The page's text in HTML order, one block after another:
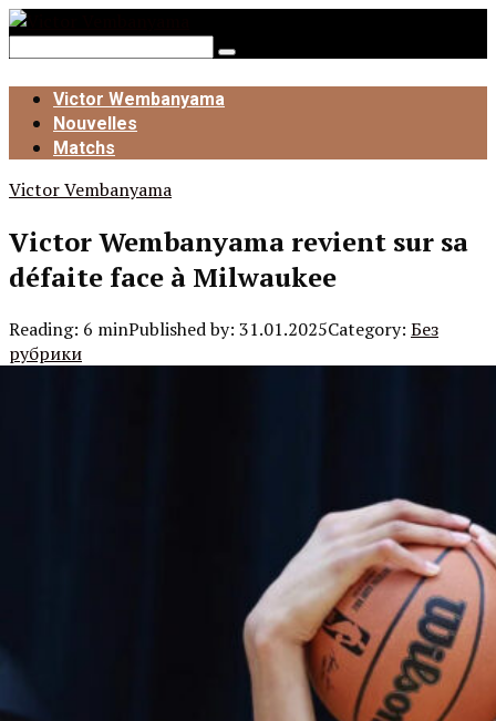
Skip
to
Search:
Victor Wembanyama
Nouvelles
Matchs
Victor Vembanyama
Victor Wembanyama revient sur sa
défaite face à Milwaukee
Reading: 6 minPublished by: 31.01.2025Category: Без
рубрики